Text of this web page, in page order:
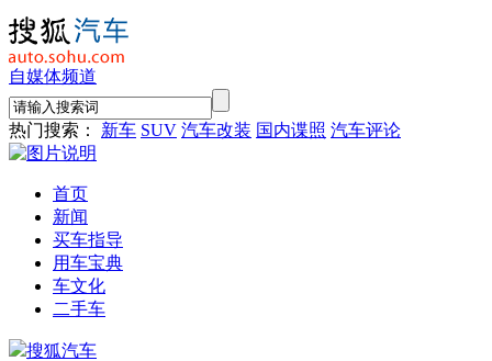
自媒体频道
热门搜索： 新车 SUV 汽车改装 国内谍照 汽车评论
首页
新闻
买车指导
用车宝典
车文化
二手车
搜狐汽车